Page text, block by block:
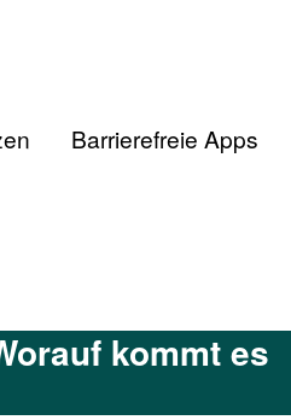
Barrierefreie Apps
kommt es